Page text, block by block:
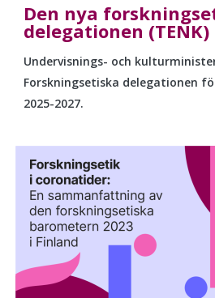
Den nya
delegationen
Undervisnings- och
Forskningsetiska delegationen
2025-2027.